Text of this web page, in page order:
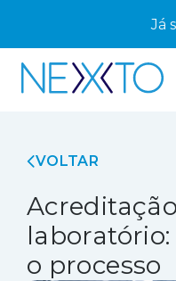
Já
VOLTAR
o processo